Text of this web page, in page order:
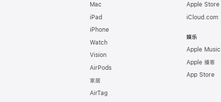
Mac
iPad
iPhone
Watch
Vision
AirPods
家居
AirTag
Apple Store
iCloud.com
娱乐
Apple Music
Apple 播客
App Store